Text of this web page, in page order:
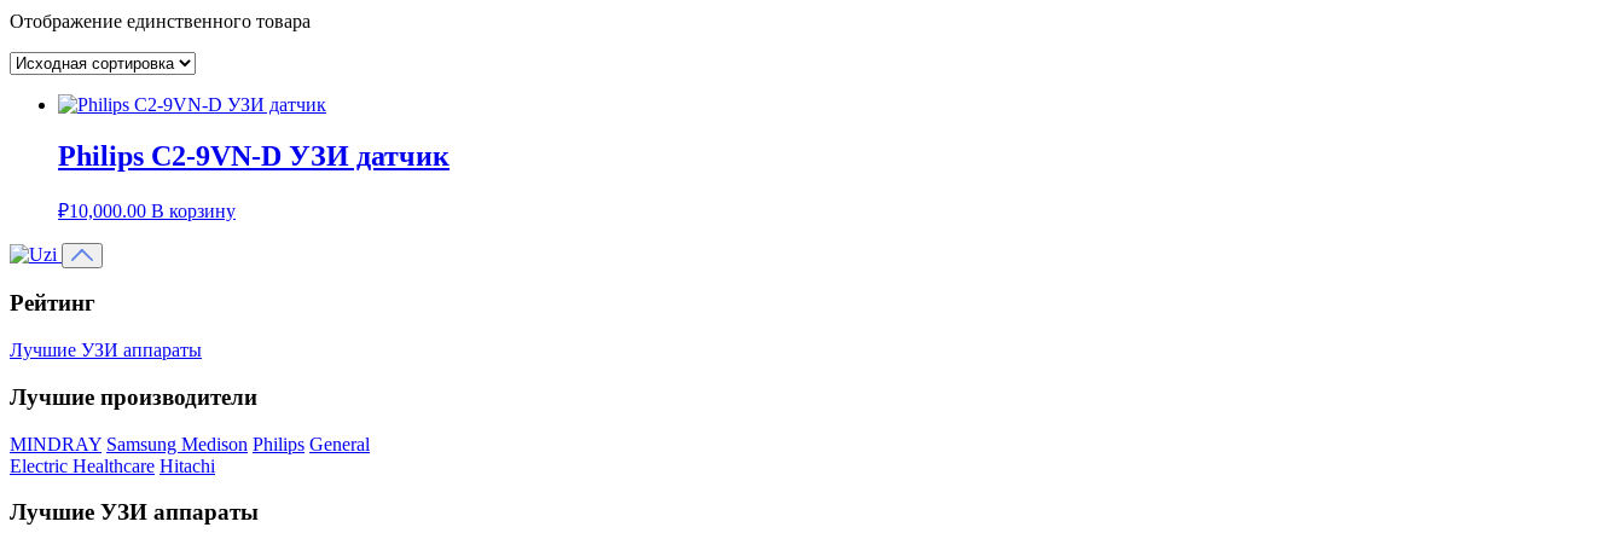
Отображение единственного товара
Philips C2‑9VN‑D УЗИ датчик
₽10,000.00 В корзину
Рейтинг
Лучшие УЗИ аппараты
Лучшие производители
MINDRAY Samsung Medison Philips General
Electric Healthcare Hitachi
Лучшие УЗИ аппараты